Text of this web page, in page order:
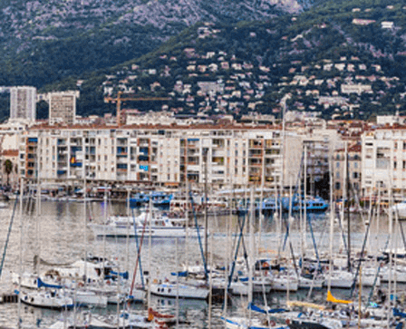
Exporter les lignes sélectionnées
Exporter toutes les colonnes
Exporter uniquement les colonnes affichées
Menu
<
>
Nos actions
Articles et témoignages clients
Nos actus
Ajoutez un logo, un bouton, des réseaux sociaux
Cliquez pour éditer